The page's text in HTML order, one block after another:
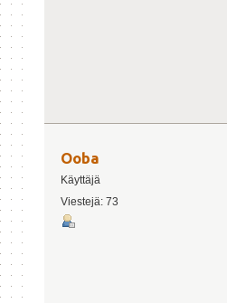
Ooba
Käyttäjä
Viestejä: 73